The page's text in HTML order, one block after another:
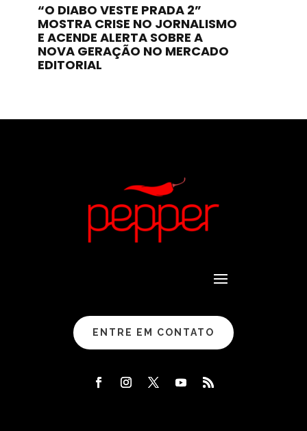
“O DIABO VESTE PRADA 2”
MOSTRA CRISE NO JORNALISMO
E ACENDE ALERTA SOBRE A
NOVA GERAÇÃO NO MERCADO
EDITORIAL
ENTRE EM CONTATO